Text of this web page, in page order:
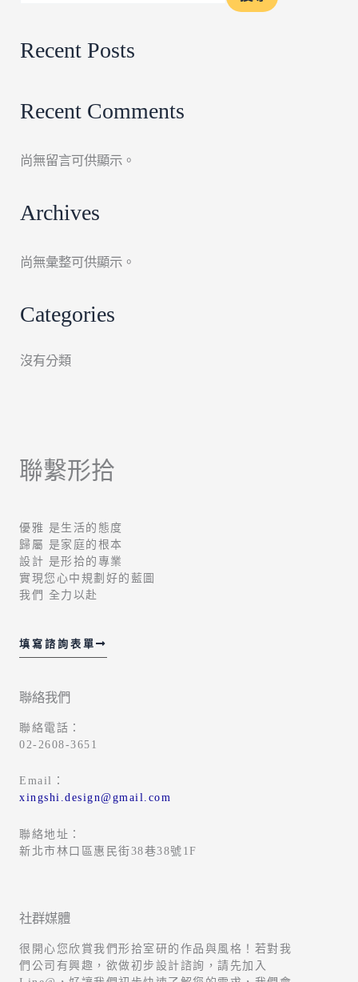
Recent Posts
Recent Comments
尚無留言可供顯示。
Archives
尚無彙整可供顯示。
Categories
沒有分類
聯繫形拾
優雅 是生活的態度
歸屬 是家庭的根本
設計 是形拾的專業
實現您心中規劃好的藍圖
我們 全力以赴
填寫諮詢表單
聯絡我們
聯絡電話：
02-2608-3651
Email：
xingshi.design@gmail.com
聯絡地址：
新北市林口區惠民街38巷38號1F
社群媒體
很開心您欣賞我們形拾室研的作品與風格！若對我
們公司有興趣，欲做初步設計諮詢，請先加入